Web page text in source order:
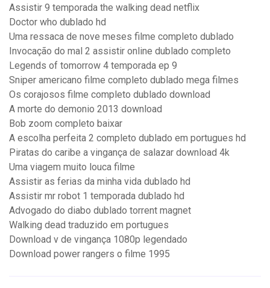
Assistir 9 temporada the walking dead netflix
Doctor who dublado hd
Uma ressaca de nove meses filme completo dublado
Invocação do mal 2 assistir online dublado completo
Legends of tomorrow 4 temporada ep 9
Sniper americano filme completo dublado mega filmes
Os corajosos filme completo dublado download
A morte do demonio 2013 download
Bob zoom completo baixar
A escolha perfeita 2 completo dublado em portugues hd
Piratas do caribe a vingança de salazar download 4k
Uma viagem muito louca filme
Assistir as ferias da minha vida dublado hd
Assistir mr robot 1 temporada dublado hd
Advogado do diabo dublado torrent magnet
Walking dead traduzido em portugues
Download v de vingança 1080p legendado
Download power rangers o filme 1995